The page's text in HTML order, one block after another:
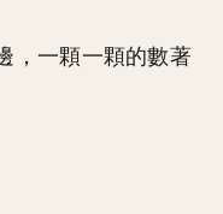
，一顆一顆的數著